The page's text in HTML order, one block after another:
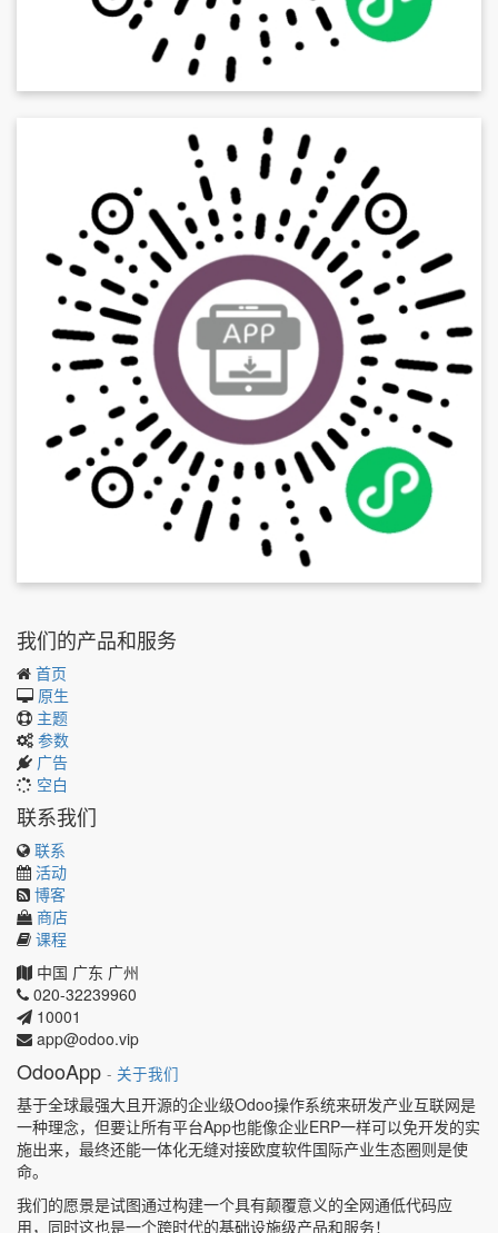
我们的产品和服务
首页
原生
主题
参数
广告
空白
联系我们
联系
活动
博客
商店
课程
中国 广东 广州
020-32239960
10001
app@odoo.vip
OdooApp - 关于我们
基于全球最强大且开源的企业级Odoo操作系统来研发产业互联网是
一种理念，但要让所有平台App也能像企业ERP一样可以免开发的实
施出来，最终还能一体化无缝对接欧度软件国际产业生态圈则是使
命。
我们的愿景是试图通过构建一个具有颠覆意义的全网通低代码应
用，同时这也是一个跨时代的基础设施级产品和服务！